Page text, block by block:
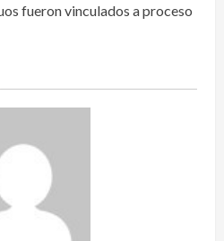
fueron vinculados a proceso